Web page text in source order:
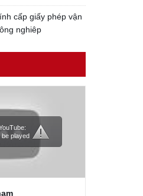
TỤY
phải
Hồ Chí Minh
Khu XII,
3 năm 1948.
cấp giấy phép vận
nghiêp
be played